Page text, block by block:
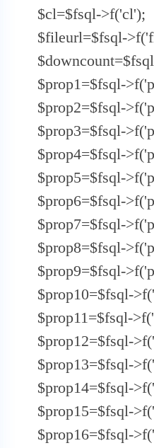
$cl=$fsql->f('cl');
$fileurl=$fsql-
$prop1=$fsql-
$prop2=$fsql-
$prop3=$fsql-
$prop4=$fsql-
$prop5=$fsql-
$prop6=$fsql-
$prop7=$fsql-
$prop8=$fsql-
$prop9=$fsql-
$prop10=$fsql-
$prop11=$fsql-
$prop12=$fsql-
$prop13=$fsql-
$prop14=$fsql-
$prop15=$fsql-
$prop16=$fsql-